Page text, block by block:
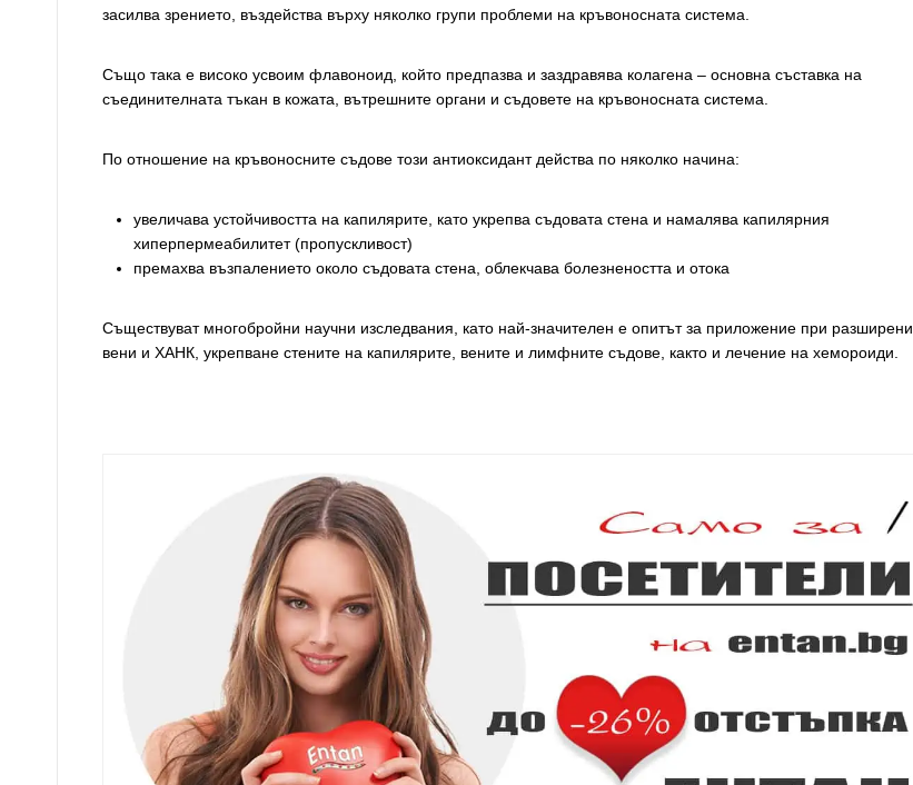
засилва зрението, въздейства върху няколко групи проблеми на кръвоносната система.
Също така е високо усвоим флавоноид, който предпазва и заздравява колагена – основна съставка на
съединителната тъкан в кожата, вътрешните органи и съдовете на кръвоносната система.
По отношение на кръвоносните съдове този антиоксидант действа по няколко начина:
увеличава устойчивостта на капилярите, като укрепва съдовата стена и намалява капилярния
хиперпермеабилитет (пропускливост)
премахва възпалението около съдовата стена, облекчава болезнеността и отока
Съществуват многобройни научни изследвания, като най-значителен е опитът за приложение при разширени
вени и ХАНК, укрепване стените на капилярите, вените и лимфните съдове, както и лечение на хемороиди.